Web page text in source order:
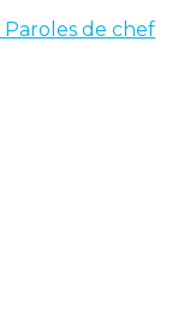
Paroles de chef